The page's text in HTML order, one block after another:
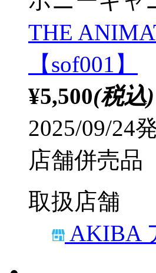
ポニーキャ
THE
【sof001】
¥5,500(税込)